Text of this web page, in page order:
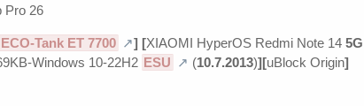
Pro 26
Tank ET 7700 ] [XIAOMI HyperOS Redmi Note 14
Windows 10-22H2 ESU (10.7.2013)][uBlock Origin]